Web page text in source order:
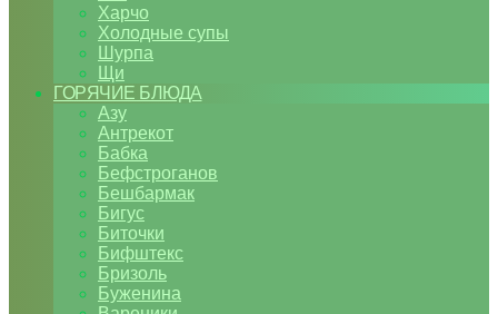
Харчо
Холодные супы
Шурпа
Щи
ГОРЯЧИЕ БЛЮДА
Азу
Антрекот
Бабка
Бефстроганов
Бешбармак
Бигус
Биточки
Бифштекс
Бризоль
Буженина